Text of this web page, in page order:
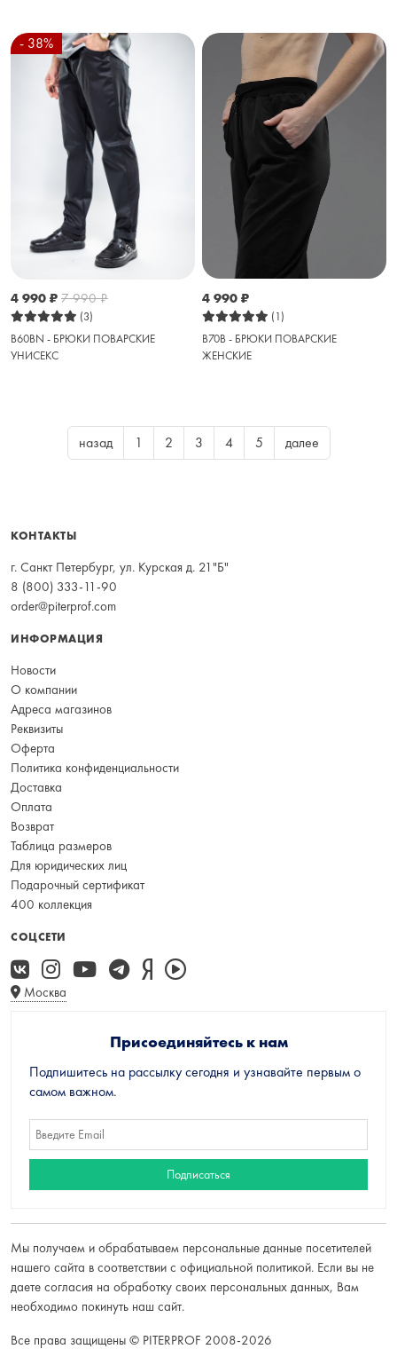
- 38%
4 990 ₽ 7 990₽
(3)
B60BN - БРЮКИ ПОВАРСКИЕ
УНИСЕКС
4 990 ₽
(1)
B70B - БРЮКИ ПОВАРСКИЕ
ЖЕНСКИЕ
назад 1 2 3 4 5 далее
КОНТАКТЫ
г. Санкт Петербург, ул. Курская д. 21"Б"
8 (800) 333-11-90
order@piterprof.com
ИНФОРМАЦИЯ
Новости
О компании
Адреса магазинов
Реквизиты
Оферта
Политика конфиденциальности
Доставка
Оплата
Возврат
Таблица размеров
Для юридических лиц
Подарочный сертификат
400 коллекция
СОЦСЕТИ
Москва
Присоединяйтесь к нам
Подпишитесь на рассылку сегодня и узнавайте первым о
самом важном.
Мы получаем и обрабатываем персональные данные посетителей
нашего сайта в соответствии с официальной политикой. Если вы не
даете согласия на обработку своих персональных данных, Вам
необходимо покинуть наш сайт.
Все права защищены © PITERPROF 2008-2026